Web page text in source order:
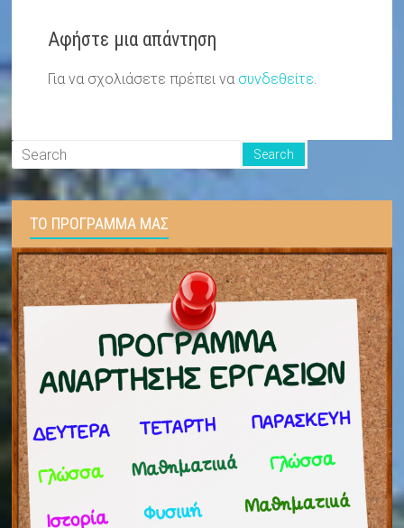
Αφήστε μια απάντηση
Για να σχολιάσετε πρέπει να συνδεθείτε.
ΤΟ ΠΡΟΓΡΑΜΜΑ ΜΑΣ